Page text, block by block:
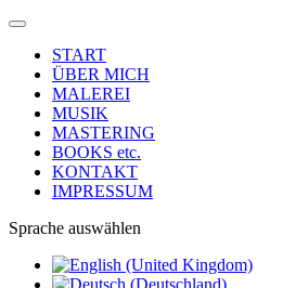
START
ÜBER MICH
MALEREI
MUSIK
MASTERING
BOOKS etc.
KONTAKT
IMPRESSUM
Sprache auswählen